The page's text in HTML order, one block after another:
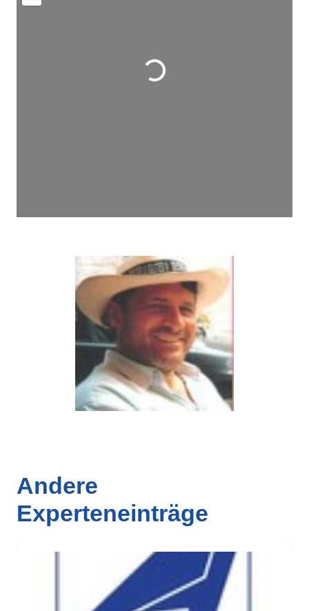
Wird geladen …
Andere
Experteneinträge